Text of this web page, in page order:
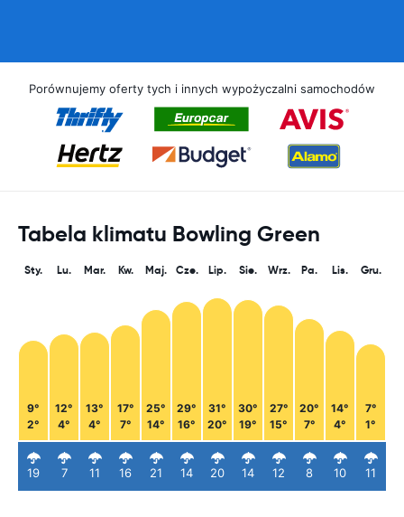
Porównujemy oferty tych i innych wypożyczalni samochodów
Tabela klimatu Bowling Green
Sty.
9°
2°
19
Lu.
12°
4°
7
Mar.
13°
4°
11
Kw.
17°
7°
16
Maj.
25°
14°
21
Cze.
29°
16°
14
Lip.
31°
20°
20
Sie.
30°
19°
14
Wrz.
27°
15°
12
Pa.
20°
7°
8
Lis.
14°
4°
10
Gru.
7°
1°
11